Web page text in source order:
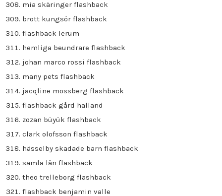
mia skäringer flashback
brott kungsör flashback
flashback lerum
hemliga beundrare flashback
johan marco rossi flashback
many pets flashback
jacqline mossberg flashback
flashback gård halland
zozan büyük flashback
clark olofsson flashback
hässelby skadade barn flashback
samla lån flashback
theo trelleborg flashback
flashback benjamin valle